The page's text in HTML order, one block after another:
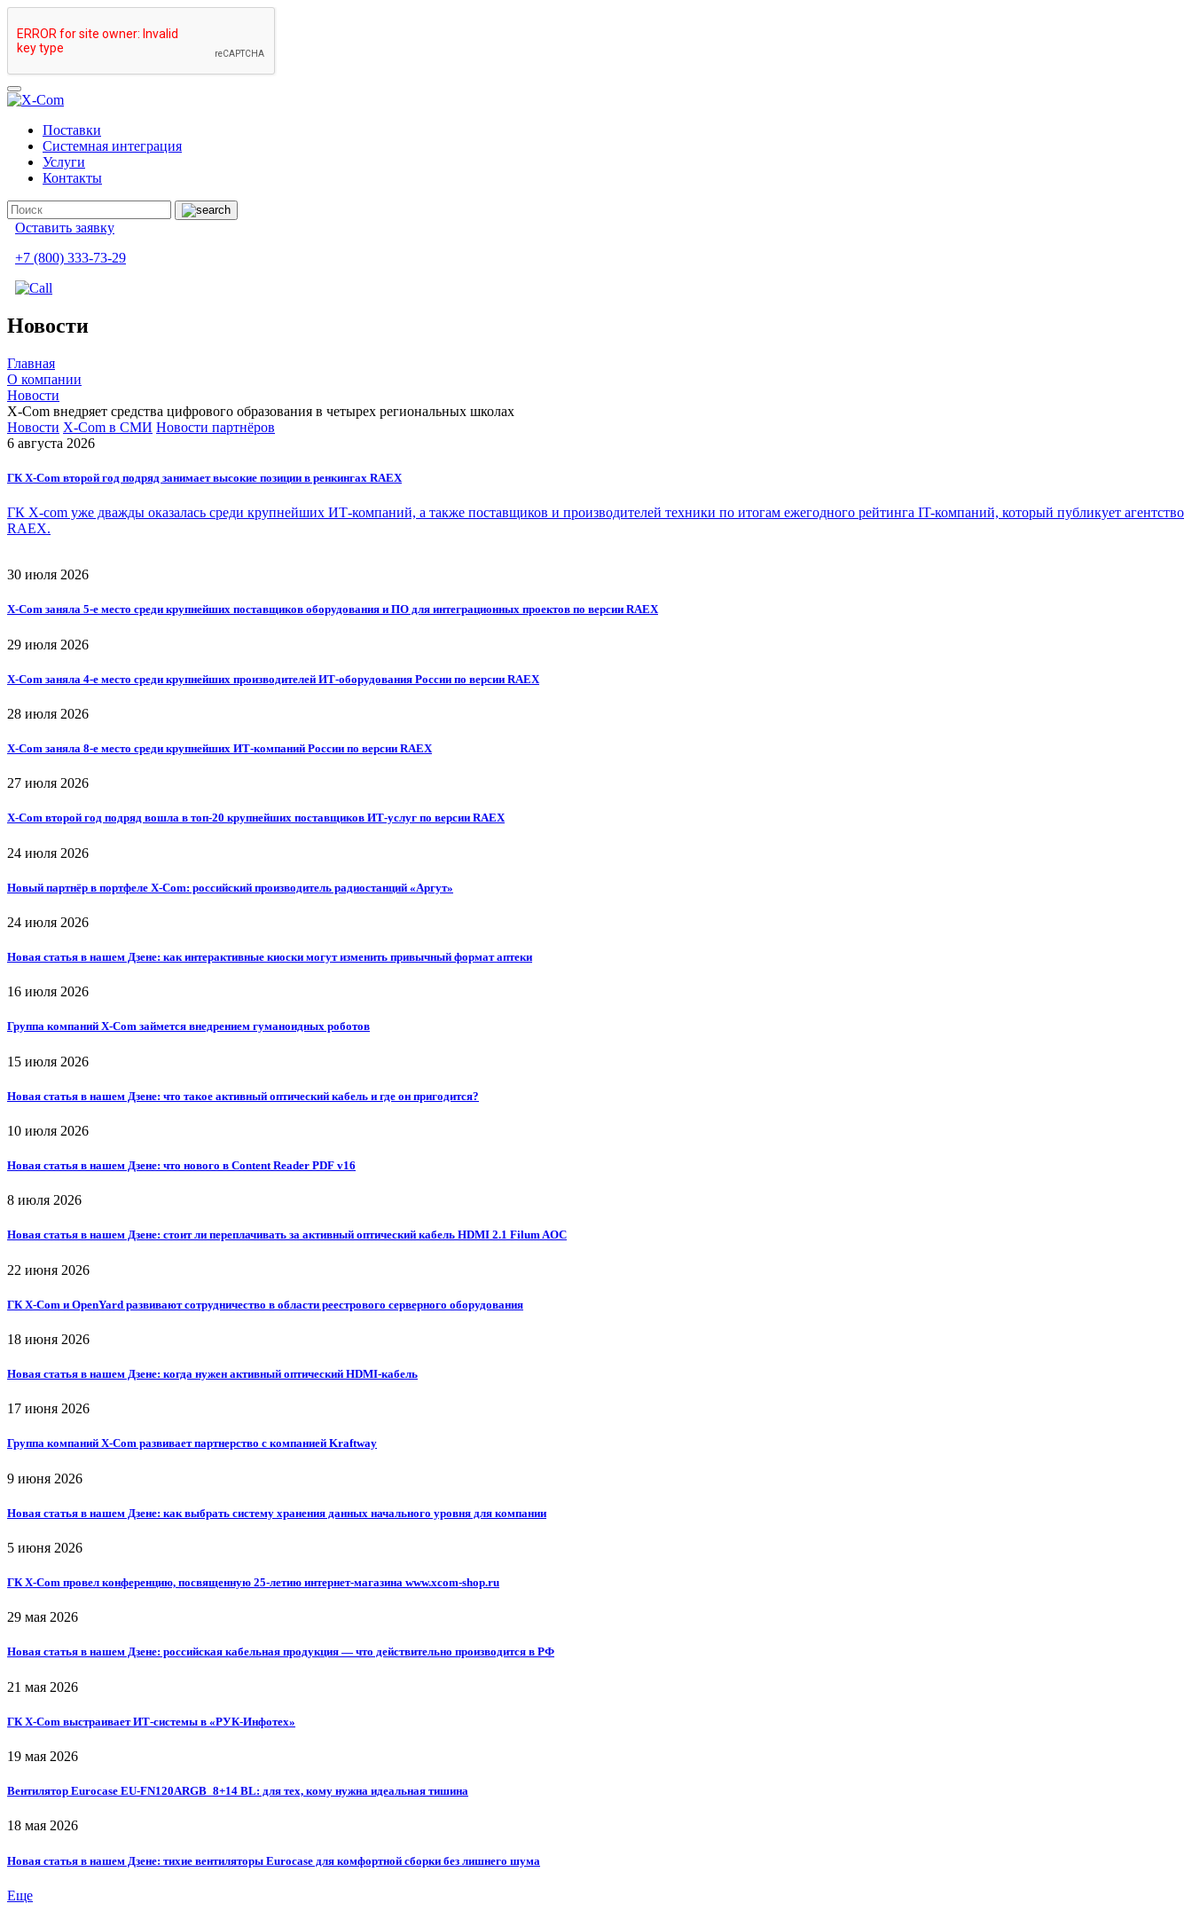
Поставки
Системная интеграция
Услуги
Контакты
Оставить заявку
+7 (800) 333-73-29
Новости
Главная
О компании
Новости
X-Com внедряет средства цифрового образования в четырех региональных школах
Новости X-Com в СМИ Новости партнёров
6 августа 2026
ГК X-Com второй год подряд занимает высокие позиции в ренкингах RAEX
ГК X-com уже дважды оказалась среди крупнейших ИТ-компаний, а также поставщиков и производителей техники по итогам ежегодного рейтинга IT-компаний, который публикует агентство
RAEX.
30 июля 2026
X-Com заняла 5-е место среди крупнейших поставщиков оборудования и ПО для интеграционных проектов по версии RAEX
29 июля 2026
X-Com заняла 4-е место среди крупнейших производителей ИТ-оборудования России по версии RAEX
28 июля 2026
X-Com заняла 8-е место среди крупнейших ИТ-компаний России по версии RAEX
27 июля 2026
X-Com второй год подряд вошла в топ-20 крупнейших поставщиков ИТ-услуг по версии RAEX
24 июля 2026
Новый партнёр в портфеле X-Com: российский производитель радиостанций «Аргут»
24 июля 2026
Новая статья в нашем Дзене: как интерактивные киоски могут изменить привычный формат аптеки
16 июля 2026
Группа компаний X-Com займется внедрением гуманоидных роботов
15 июля 2026
Новая статья в нашем Дзене: что такое активный оптический кабель и где он пригодится?
10 июля 2026
Новая статья в нашем Дзене: что нового в Content Reader PDF v16
8 июля 2026
Новая статья в нашем Дзене: стоит ли переплачивать за активный оптический кабель HDMI 2.1 Filum AOC
22 июня 2026
ГК X-Com и OpenYard развивают сотрудничество в области реестрового серверного оборудования
18 июня 2026
Новая статья в нашем Дзене: когда нужен активный оптический HDMI-кабель
17 июня 2026
Группа компаний X-Com развивает партнерство с компанией Kraftway
9 июня 2026
Новая статья в нашем Дзене: как выбрать систему хранения данных начального уровня для компании
5 июня 2026
ГК X-Com провел конференцию, посвященную 25-летию интернет-магазина www.xcom-shop.ru
29 мая 2026
Новая статья в нашем Дзене: российская кабельная продукция — что действительно производится в РФ
21 мая 2026
ГК X-Com выстраивает ИТ-системы в «РУК-Инфотех»
19 мая 2026
Вентилятор Eurocase EU-FN120ARGB_8+14 BL: для тех, кому нужна идеальная тишина
18 мая 2026
Новая статья в нашем Дзене: тихие вентиляторы Eurocase для комфортной сборки без лишнего шума
Еще